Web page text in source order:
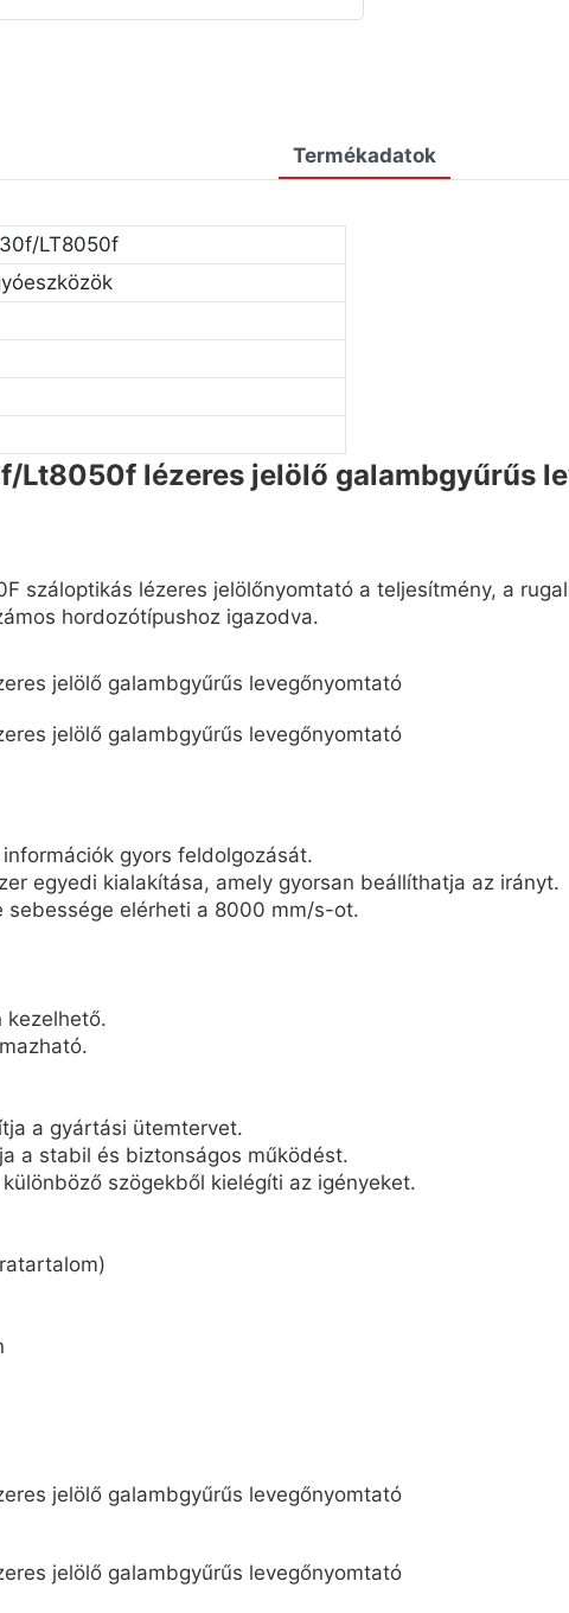
Termékadatok
LT8050f
Lt8050f lézeres jelölő galambgyűrűs
száloptikás lézeres jelölőnyomtató a teljesítmény, a
hordozótípushoz igazodva.
gyors feldolgozását.
egyedi kialakítása, amely gyorsan beállíthatja az irányt.
sebessége elérheti a 8000 mm/s-ot.
kezelhető.
a gyártási ütemtervet.
a stabil és biztonságos működést.
szögekből kielégíti az igényeket.